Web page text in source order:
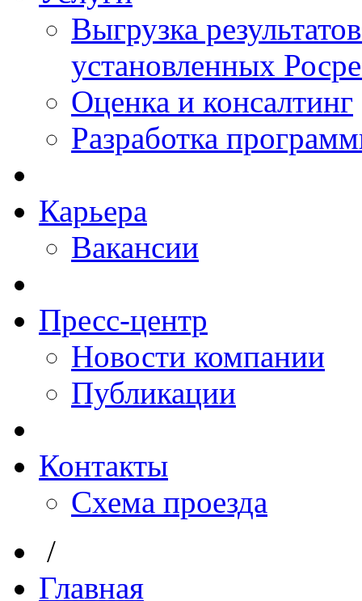
Выгрузка
установленных
Оценка и консалтинг
Разработка
Карьера
Вакансии
Пресс-центр
Новости компании
Публикации
Контакты
Схема проезда
/
Главная